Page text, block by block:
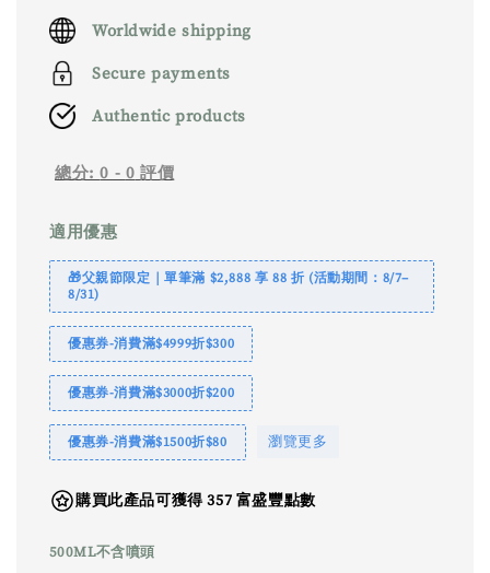
price
Worldwide shipping
Secure payments
Authentic products
總分:0 - 0 評價
適用優惠
🎁父親節限定｜單筆滿 $2,888 享 88 折 (活動期間：8/7–
8/31)
優惠券-消費滿$4999折$300
優惠券-消費滿$3000折$200
優惠券-消費滿$1500折$80 瀏覽更多
購買此產品可獲得 357 富盛豐點數
500ML不含噴頭